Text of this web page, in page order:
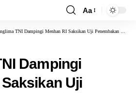
Aa
TNI Dampingi Menhan RI Saksikan Uji Penembakan Torpedo Kapal Selam Otonom Buatan Anak Bangsa
Dampingi
Uji